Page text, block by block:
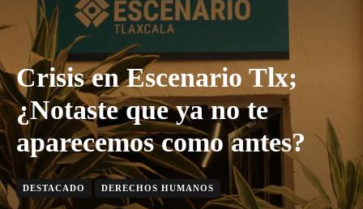
Crisis en Escenario Tlx;
¿Notaste que ya no te
aparecemos como antes?
DESTACADO DERECHOS HUMANOS